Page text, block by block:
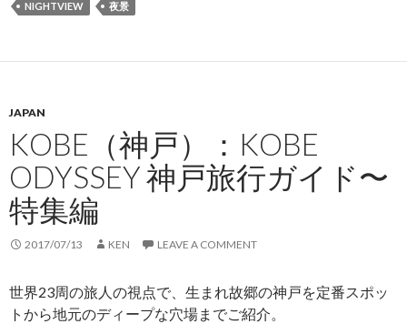
NIGHTVIEW 夜景
JAPAN
KOBE（神戸）：KOBE
ODYSSEY 神戸旅行ガイド〜
特集編
2017/07/13 KEN LEAVE A COMMENT
世界23周の旅人の視点で、生まれ故郷の神戸を定番スポッ
トから地元のディープな穴場までご紹介。